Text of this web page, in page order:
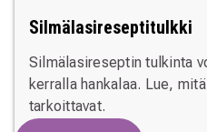
Silmälasireseptitulkki
Silmälasireseptin tulkinta
kerralla hankalaa. Lue,
tarkoittavat.